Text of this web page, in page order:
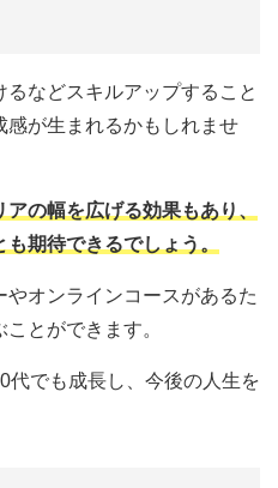
などスキルアップすること
感が生まれるかもしれませ
の幅を広げる効果もあり、
期待できるでしょう。
オンラインコースがあるた
とができます。
代でも成長し、今後の人生を